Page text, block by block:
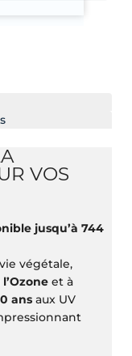
VOS
jusqu’à 744
végétale,
l’Ozone et à
ans aux UV